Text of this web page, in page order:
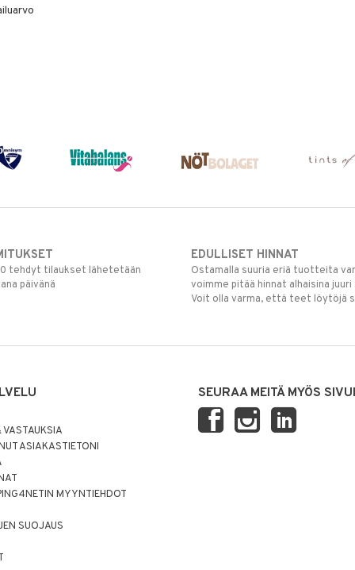
tehdyt tilaukset lähetetään
päivänä
EDULLISET HINNAT
Ostamalla suuria eriä tuotteita
voimme pitää hinnat alhaisina
Voit olla varma, että teet löytöjä
ASIAKASTIETONI
MYYNTIEHDOT
SUOJAUS
SEURAA MEITÄ MYÖS